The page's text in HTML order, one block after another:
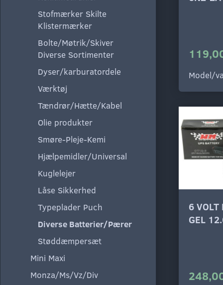
Stofmærker Skilte
Klistermærker
Bolte/Møtrik/Skiver
Diverse Sortimenter
Dyser/karburatordele
Værktøj
Tændrør/Hætte/Kabel
Olie produkter
Smøre-Pleje-Kemi
Hjælpemidler/Universal
Kuglelejer
Låse Sikkerhed
Typeplader Puch
Diverse Batterier/Pærer
Støddæmpersæt
Mini Maxi
Monza/Ms/Vz/Div
Model/
6 VOLT
GEL